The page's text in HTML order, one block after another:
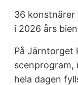
36
i 2026 års
På Järntorget
scenprogram,
hela dagen